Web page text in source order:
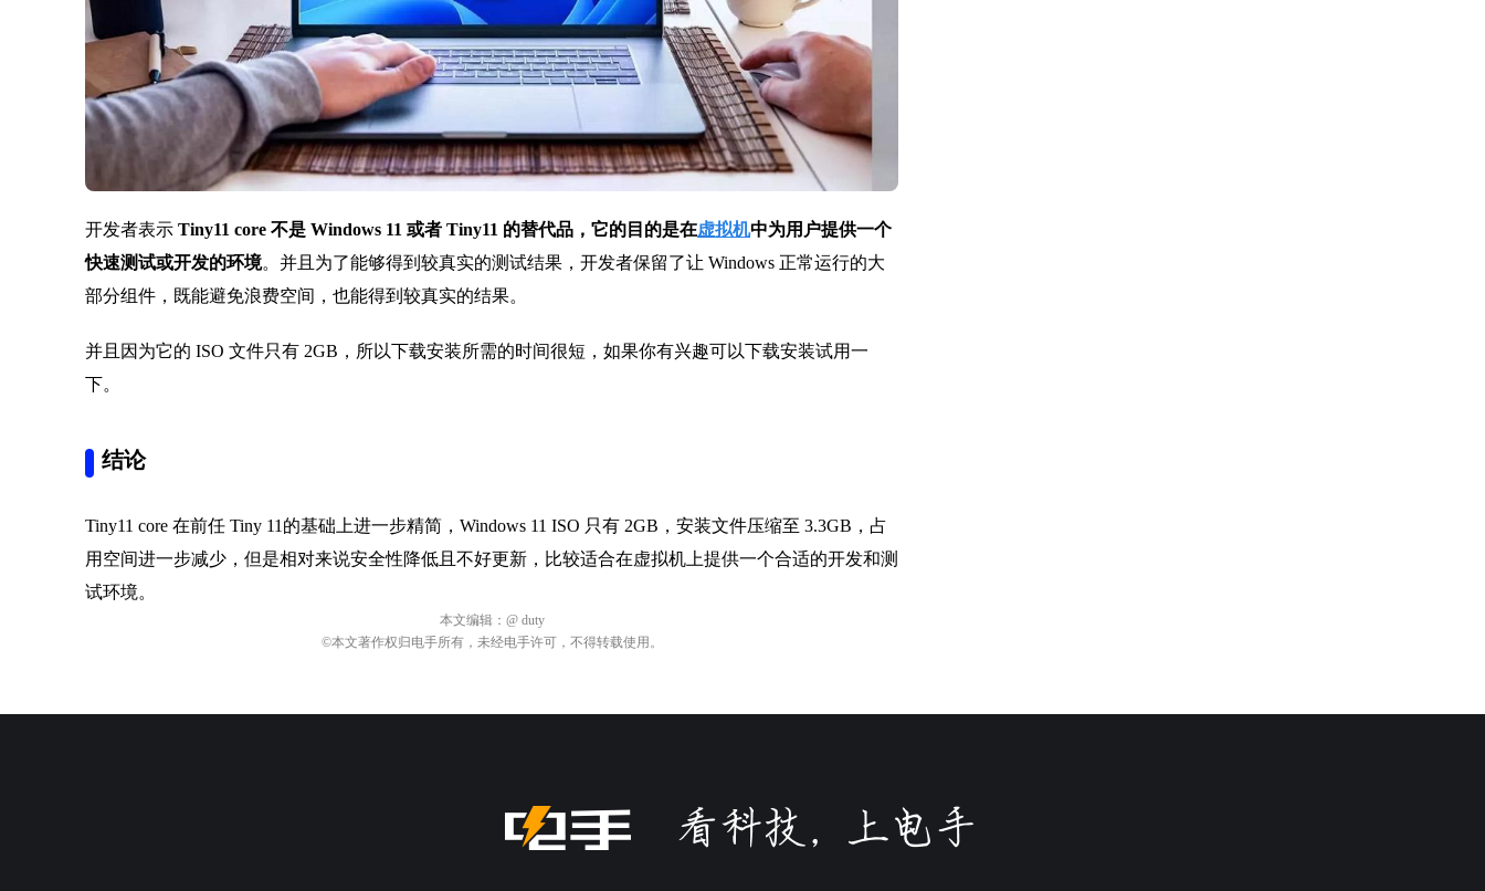
开发者表示 Tiny11 core 不是 Windows 11 或者 Tiny11 的替代品，它的目的是在虚拟机中为用户提供一个
快速测试或开发的环境。并且为了能够得到较真实的测试结果，开发者保留了让 Windows 正常运行的大
部分组件，既能避免浪费空间，也能得到较真实的结果。
并且因为它的 ISO 文件只有 2GB，所以下载安装所需的时间很短，如果你有兴趣可以下载安装试用一
下。
结论
Tiny11 core 在前任 Tiny 11的基础上进一步精简，Windows 11 ISO 只有 2GB，安装文件压缩至 3.3GB，占
用空间进一步减少，但是相对来说安全性降低且不好更新，比较适合在虚拟机上提供一个合适的开发和测
试环境。
本文编辑： @ duty
©本文著作权归电手所有，未经电手许可，不得转载使用。